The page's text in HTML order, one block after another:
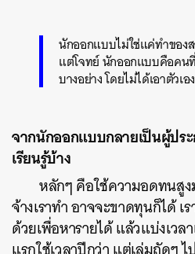
นักออกแบบไม่ใช่แค่ทำของ
แต่โจทย์ นักออกแบบคือคน
บางอย่าง โดยไม่ได้เอาตัวเ
จากนักออกแบบกลายเป็นผู้ปร
เรียนรู้บ้าง
หลักๆ คือใช้ความอดทนสูง
จ้างเราทำ อาจจะขาดทุนก็ได้
ด้วยเพื่อหารายได้ แล้วแบ่งเวล